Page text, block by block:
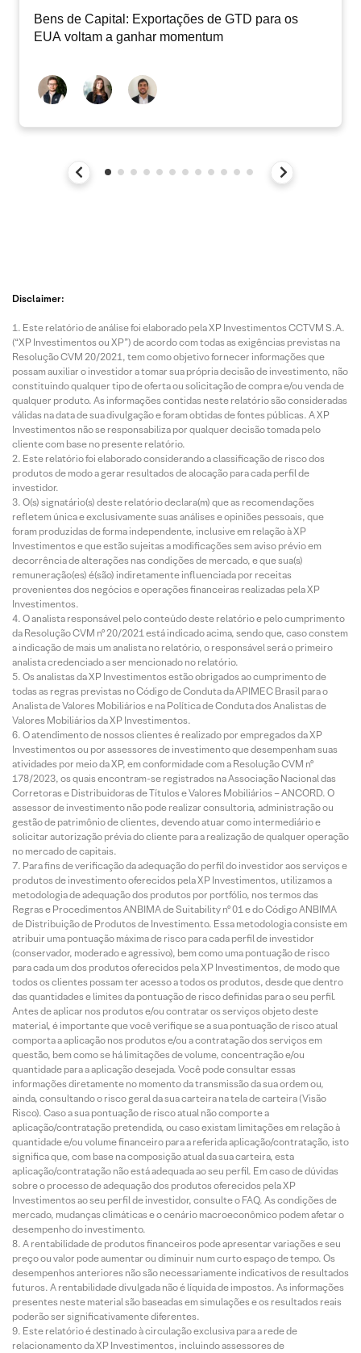
Bens de Capital: Exportações de GTD para os
EUA voltam a ganhar momentum
Disclaimer:
Este relatório de análise foi elaborado pela XP Investimentos CCTVM S.A.
(“XP Investimentos ou XP”) de acordo com todas as exigências previstas na
Resolução CVM 20/2021, tem como objetivo fornecer informações que
possam auxiliar o investidor a tomar sua própria decisão de investimento, não
constituindo qualquer tipo de oferta ou solicitação de compra e/ou venda de
qualquer produto. As informações contidas neste relatório são consideradas
válidas na data de sua divulgação e foram obtidas de fontes públicas. A XP
Investimentos não se responsabiliza por qualquer decisão tomada pelo
cliente com base no presente relatório.
Este relatório foi elaborado considerando a classificação de risco dos
produtos de modo a gerar resultados de alocação para cada perfil de
investidor.
O(s) signatário(s) deste relatório declara(m) que as recomendações
refletem única e exclusivamente suas análises e opiniões pessoais, que
foram produzidas de forma independente, inclusive em relação à XP
Investimentos e que estão sujeitas a modificações sem aviso prévio em
decorrência de alterações nas condições de mercado, e que sua(s)
remuneração(es) é(são) indiretamente influenciada por receitas
provenientes dos negócios e operações financeiras realizadas pela XP
Investimentos.
O analista responsável pelo conteúdo deste relatório e pelo cumprimento
da Resolução CVM nº 20/2021 está indicado acima, sendo que, caso constem
a indicação de mais um analista no relatório, o responsável será o primeiro
analista credenciado a ser mencionado no relatório.
Os analistas da XP Investimentos estão obrigados ao cumprimento de
todas as regras previstas no Código de Conduta da APIMEC Brasil para o
Analista de Valores Mobiliários e na Política de Conduta dos Analistas de
Valores Mobiliários da XP Investimentos.
O atendimento de nossos clientes é realizado por empregados da XP
Investimentos ou por assessores de investimento que desempenham suas
atividades por meio da XP, em conformidade com a Resolução CVM nº
178/2023, os quais encontram-se registrados na Associação Nacional das
Corretoras e Distribuidoras de Títulos e Valores Mobiliários – ANCORD. O
assessor de investimento não pode realizar consultoria, administração ou
gestão de patrimônio de clientes, devendo atuar como intermediário e
solicitar autorização prévia do cliente para a realização de qualquer operação
no mercado de capitais.
Para fins de verificação da adequação do perfil do investidor aos serviços e
produtos de investimento oferecidos pela XP Investimentos, utilizamos a
metodologia de adequação dos produtos por portfólio, nos termos das
Regras e Procedimentos ANBIMA de Suitability nº 01 e do Código ANBIMA
de Distribuição de Produtos de Investimento. Essa metodologia consiste em
atribuir uma pontuação máxima de risco para cada perfil de investidor
(conservador, moderado e agressivo), bem como uma pontuação de risco
para cada um dos produtos oferecidos pela XP Investimentos, de modo que
todos os clientes possam ter acesso a todos os produtos, desde que dentro
das quantidades e limites da pontuação de risco definidas para o seu perfil.
Antes de aplicar nos produtos e/ou contratar os serviços objeto deste
material, é importante que você verifique se a sua pontuação de risco atual
comporta a aplicação nos produtos e/ou a contratação dos serviços em
questão, bem como se há limitações de volume, concentração e/ou
quantidade para a aplicação desejada. Você pode consultar essas
informações diretamente no momento da transmissão da sua ordem ou,
ainda, consultando o risco geral da sua carteira na tela de carteira (Visão
Risco). Caso a sua pontuação de risco atual não comporte a
aplicação/contratação pretendida, ou caso existam limitações em relação à
quantidade e/ou volume financeiro para a referida aplicação/contratação, isto
significa que, com base na composição atual da sua carteira, esta
aplicação/contratação não está adequada ao seu perfil. Em caso de dúvidas
sobre o processo de adequação dos produtos oferecidos pela XP
Investimentos ao seu perfil de investidor, consulte o FAQ. As condições de
mercado, mudanças climáticas e o cenário macroeconômico podem afetar o
desempenho do investimento.
A rentabilidade de produtos financeiros pode apresentar variações e seu
preço ou valor pode aumentar ou diminuir num curto espaço de tempo. Os
desempenhos anteriores não são necessariamente indicativos de resultados
futuros. A rentabilidade divulgada não é líquida de impostos. As informações
presentes neste material são baseadas em simulações e os resultados reais
poderão ser significativamente diferentes.
Este relatório é destinado à circulação exclusiva para a rede de
relacionamento da XP Investimentos, incluindo assessores de